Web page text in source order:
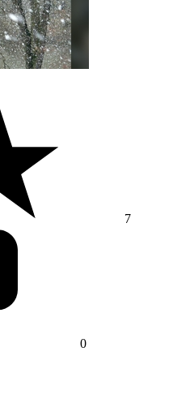
7
0